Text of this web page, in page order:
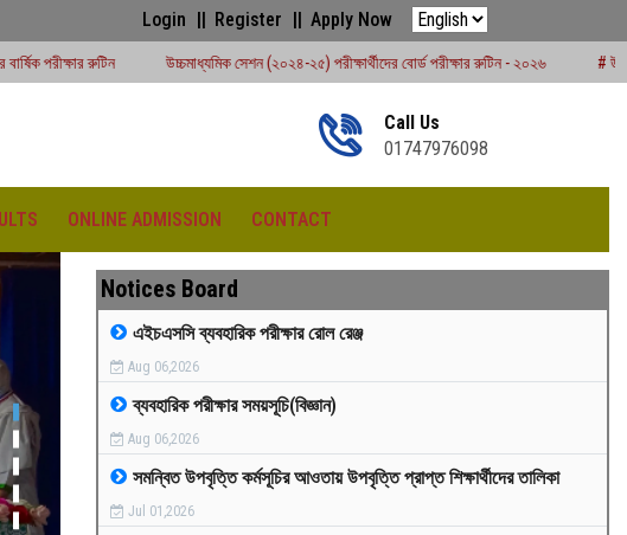
Login Register Apply Now
উচ্চমাধ্যমিক সেশন (২০২৪-২৫) পরীক্ষার্থীদের বোর্ড পরীক্ষার রুটিন - ২০২৬ # উচ্চমাধ্যমিক ১ম ও ২য় বর্ষের
Call Us
01747976098
ONLINE ADMISSION CONTACT
ক্রীড়া প্রতিযোগিতা -২০২৫
Notices Board
এইচএসসি ব্যবহারিক পরীক্ষার রোল রেঞ্জ
Aug 06,2026
ব্যবহারিক পরীক্ষার সময়সূচি(বিজ্ঞান)
Aug 06,2026
সমন্বিত উপবৃত্তি কর্মসূচির আওতায় উপবৃত্তি প্রাপ্ত শিক্ষার্থীদের তালিকা
Jul 01,2026